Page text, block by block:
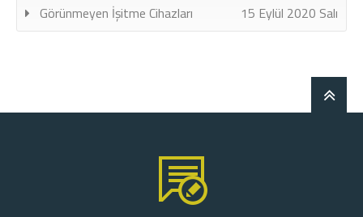
Görünmeyen İşitme Cihazları 15 Eylül 2020 Salı